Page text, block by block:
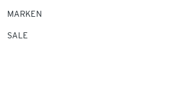
MARKEN
SALE